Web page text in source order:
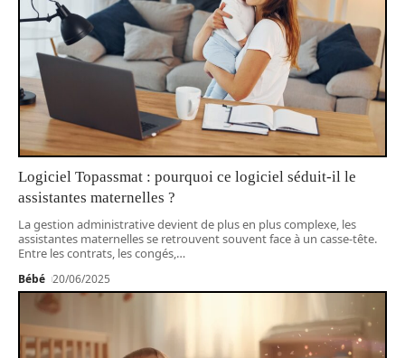
Logiciel Topassmat : pourquoi ce logiciel séduit-il le
assistantes maternelles ?
La gestion administrative devient de plus en plus complexe, les
assistantes maternelles se retrouvent souvent face à un casse-tête.
Entre les contrats, les congés, …
Bébé 20/06/2025